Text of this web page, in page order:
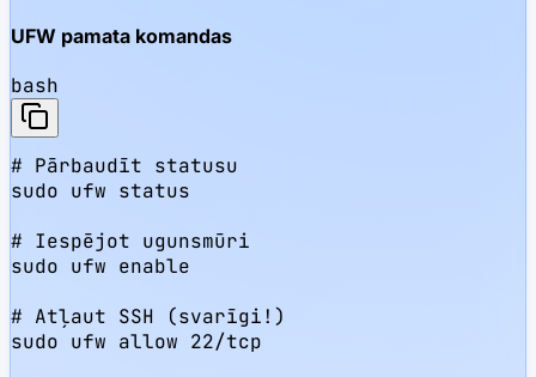
UFW pamata komandas
bash
# Pārbaudīt statusu
sudo ufw status
# Iespējot ugunsmūri
sudo ufw enable
# Atļaut SSH (svarīgi!)
sudo ufw allow 22/tcp